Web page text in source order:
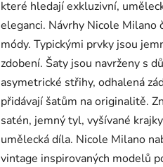
z
5
hvězdiček.
které hledají exkluzivní,
eleganci. Návrhy Nicole Milano
módy. Typickými prvky jsou
zdobení. Šaty jsou navrženy s
asymetrické střihy, odhalená
přidávají šatům na originalitě.
satén, jemný tyl, vyšívané
umělecká díla. Nicole Milano
vintage inspirovaných modelů